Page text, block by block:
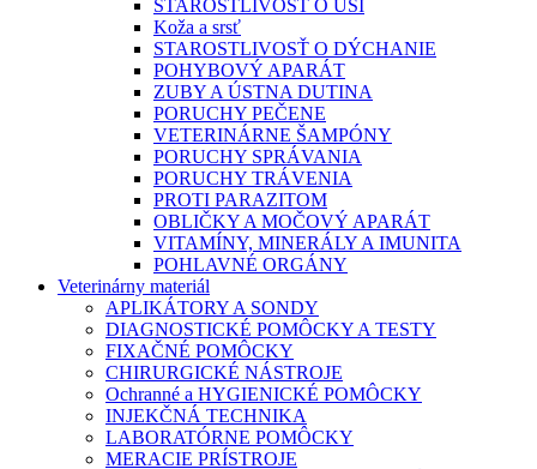
STAROSTLIVOSŤ O UŠI
Koža a srsť
STAROSTLIVOSŤ O DÝCHANIE
POHYBOVÝ APARÁT
ZUBY A ÚSTNA DUTINA
PORUCHY PEČENE
VETERINÁRNE ŠAMPÓNY
PORUCHY SPRÁVANIA
PORUCHY TRÁVENIA
PROTI PARAZITOM
OBLIČKY A MOČOVÝ APARÁT
VITAMÍNY, MINERÁLY A IMUNITA
POHLAVNÉ ORGÁNY
Veterinárny materiál
APLIKÁTORY A SONDY
DIAGNOSTICKÉ POMÔCKY A TESTY
FIXAČNÉ POMÔCKY
CHIRURGICKÉ NÁSTROJE
Ochranné a HYGIENICKÉ POMÔCKY
INJEKČNÁ TECHNIKA
LABORATÓRNE POMÔCKY
MERACIE PRÍSTROJE